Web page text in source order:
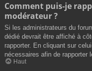
Comment puis-je
modérateur ?
Si les administrateurs du
dédié devrait être affiché à
rapporter. En cliquant sur
nécessaires afin de rapporter
Haut